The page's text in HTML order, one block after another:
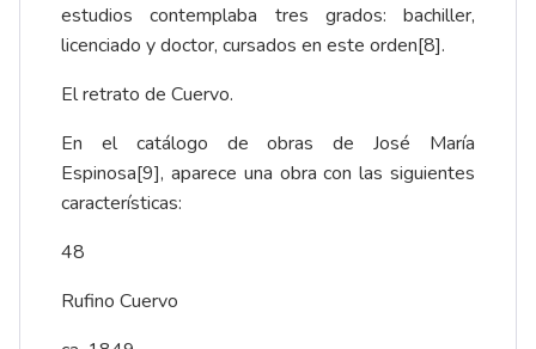
estudios contemplaba tres grados: bachiller,
licenciado y doctor, cursados en este orden[8].
El retrato de Cuervo.
En el catálogo de obras de José María
Espinosa[9], aparece una obra con las siguientes
características:
48
Rufino Cuervo